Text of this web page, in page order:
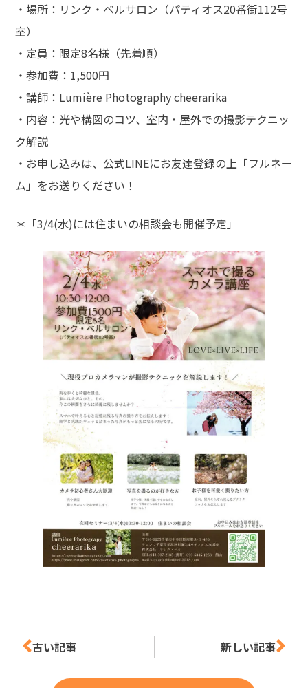
・場所：リンク・ベルサロン（パティオス20番街112号
室）
・定員：限定8名様（先着順）
・参加費：1,500円
・講師：Lumière Photography cheerarika
・内容：光や構図のコツ、室内・屋外での撮影テクニッ
ク解説
・お申し込みは、公式LINEにお友達登録の上「フルネー
ム」をお送りください！
＊「3/4(水)には住まいの相談会も開催予定」
古い記事 新しい記事